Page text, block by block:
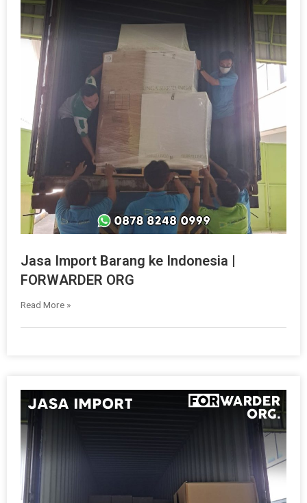
Jasa Import Barang ke Indonesia |
FORWARDER ORG
Read More »